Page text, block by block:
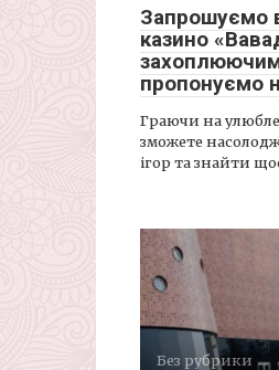
Запрошуємо
казино
пропонуємо
Граючи на
зможете
ігор та знайти
Без рубрики